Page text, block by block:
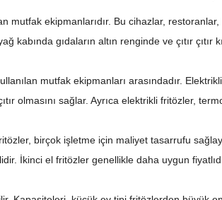
mutfak ekipmanlarıdır. Bu cihazlar,
kabında gıdaların altın renginde ve çıtır çıtır
mutfak ekipmanları arasındadır.
olmasını sağlar. Ayrıca elektrikli fritözler,
birçok işletme için maliyet tasarrufu
İkinci el fritözler genellikle daha uygun